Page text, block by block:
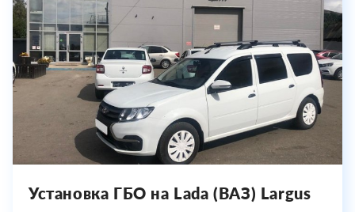
Установка ГБО на Lada (ВАЗ) Largus